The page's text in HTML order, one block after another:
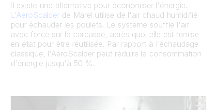
Il existe une alternative pour économiser l'énergie.
L'AeroScalder de Marel utilise de l'air chaud humidifié
pour échauder les poulets. Le système souffle l'air
avec force sur la carcasse, après quoi elle est remise
en état pour être réutilisée. Par rapport à l'échaudage
classique, l'AeroScalder peut réduire la consommation
d'énergie jusqu'à 50 %.